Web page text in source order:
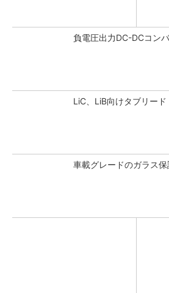
負電圧出力DC-DCコン
LiC、LiB向けタブリード
車載グレードのガラス